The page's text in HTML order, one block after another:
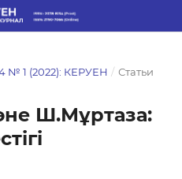
№ 1 (2022): КЕРУЕН / Статьи
Ш.Мұртаза: